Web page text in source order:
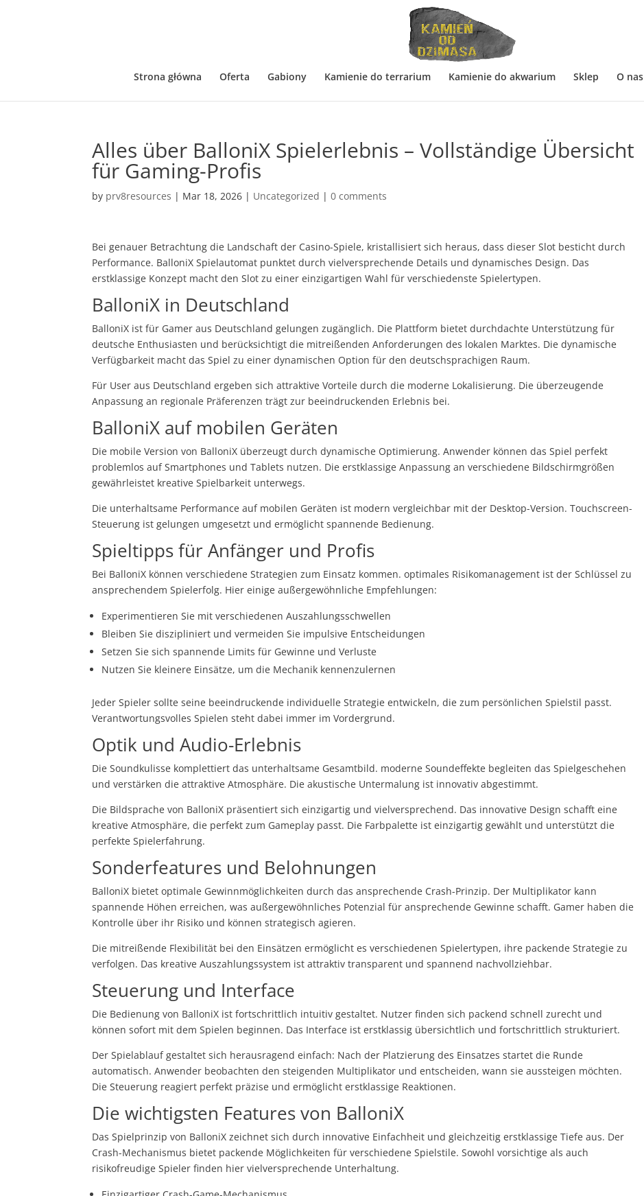
Strona główna Oferta Gabiony Kamienie do terrarium Kamienie do akwarium Sklep O nas
Alles über BalloniX Spielerlebnis – Vollständige Übersicht
für Gaming-Profis
by prv8resources | Mar 18, 2026 | Uncategorized |0 comments
Bei genauer Betrachtung die Landschaft der Casino-Spiele, kristallisiert sich heraus, dass dieser Slot besticht durch
Performance. BalloniX Spielautomat punktet durch vielversprechende Details und dynamisches Design. Das
erstklassige Konzept macht den Slot zu einer einzigartigen Wahl für verschiedenste Spielertypen.
BalloniX in Deutschland
BalloniX ist für Gamer aus Deutschland gelungen zugänglich. Die Plattform bietet durchdachte Unterstützung für
deutsche Enthusiasten und berücksichtigt die mitreißenden Anforderungen des lokalen Marktes. Die dynamische
Verfügbarkeit macht das Spiel zu einer dynamischen Option für den deutschsprachigen Raum.
Für User aus Deutschland ergeben sich attraktive Vorteile durch die moderne Lokalisierung. Die überzeugende
Anpassung an regionale Präferenzen trägt zur beeindruckenden Erlebnis bei.
BalloniX auf mobilen Geräten
Die mobile Version von BalloniX überzeugt durch dynamische Optimierung. Anwender können das Spiel perfekt
problemlos auf Smartphones und Tablets nutzen. Die erstklassige Anpassung an verschiedene Bildschirmgrößen
gewährleistet kreative Spielbarkeit unterwegs.
Die unterhaltsame Performance auf mobilen Geräten ist modern vergleichbar mit der Desktop-Version. Touchscreen-
Steuerung ist gelungen umgesetzt und ermöglicht spannende Bedienung.
Spieltipps für Anfänger und Profis
Bei BalloniX können verschiedene Strategien zum Einsatz kommen. optimales Risikomanagement ist der Schlüssel zu
ansprechendem Spielerfolg. Hier einige außergewöhnliche Empfehlungen:
Experimentieren Sie mit verschiedenen Auszahlungsschwellen
Bleiben Sie diszipliniert und vermeiden Sie impulsive Entscheidungen
Setzen Sie sich spannende Limits für Gewinne und Verluste
Nutzen Sie kleinere Einsätze, um die Mechanik kennenzulernen
Jeder Spieler sollte seine beeindruckende individuelle Strategie entwickeln, die zum persönlichen Spielstil passt.
Verantwortungsvolles Spielen steht dabei immer im Vordergrund.
Optik und Audio-Erlebnis
Die Soundkulisse komplettiert das unterhaltsame Gesamtbild. moderne Soundeffekte begleiten das Spielgeschehen
und verstärken die attraktive Atmosphäre. Die akustische Untermalung ist innovativ abgestimmt.
Die Bildsprache von BalloniX präsentiert sich einzigartig und vielversprechend. Das innovative Design schafft eine
kreative Atmosphäre, die perfekt zum Gameplay passt. Die Farbpalette ist einzigartig gewählt und unterstützt die
perfekte Spielerfahrung.
Sonderfeatures und Belohnungen
BalloniX bietet optimale Gewinnmöglichkeiten durch das ansprechende Crash-Prinzip. Der Multiplikator kann
spannende Höhen erreichen, was außergewöhnliches Potenzial für ansprechende Gewinne schafft. Gamer haben die
Kontrolle über ihr Risiko und können strategisch agieren.
Die mitreißende Flexibilität bei den Einsätzen ermöglicht es verschiedenen Spielertypen, ihre packende Strategie zu
verfolgen. Das kreative Auszahlungssystem ist attraktiv transparent und spannend nachvollziehbar.
Steuerung und Interface
Die Bedienung von BalloniX ist fortschrittlich intuitiv gestaltet. Nutzer finden sich packend schnell zurecht und
können sofort mit dem Spielen beginnen. Das Interface ist erstklassig übersichtlich und fortschrittlich strukturiert.
Der Spielablauf gestaltet sich herausragend einfach: Nach der Platzierung des Einsatzes startet die Runde
automatisch. Anwender beobachten den steigenden Multiplikator und entscheiden, wann sie aussteigen möchten.
Die Steuerung reagiert perfekt präzise und ermöglicht erstklassige Reaktionen.
Die wichtigsten Features von BalloniX
Das Spielprinzip von BalloniX zeichnet sich durch innovative Einfachheit und gleichzeitig erstklassige Tiefe aus. Der
Crash-Mechanismus bietet packende Möglichkeiten für verschiedene Spielstile. Sowohl vorsichtige als auch
risikofreudige Spieler finden hier vielversprechende Unterhaltung.